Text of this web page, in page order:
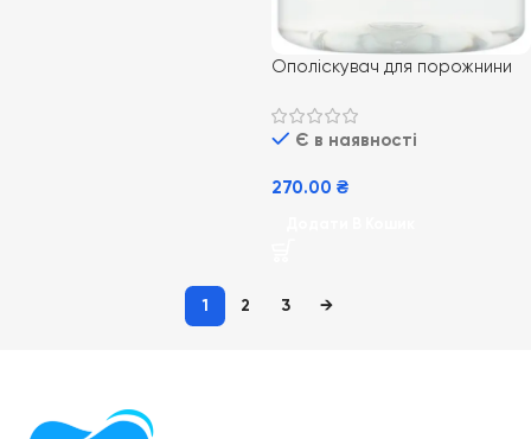
Ополіскувач для порожнини
мл
Є в наявності
270.00 ₴
1 2 3 →